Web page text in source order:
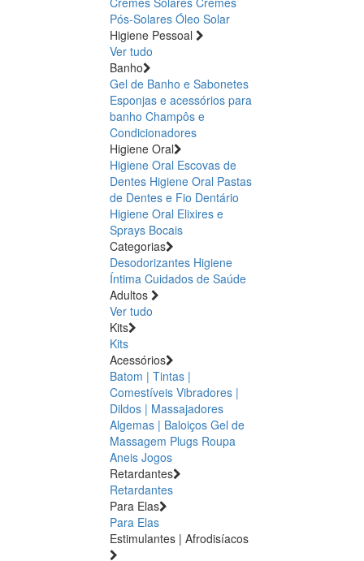
Pós-Solares Óleo Solar
Higiene Pessoal
Ver tudo
Banho
Gel de Banho e Sabonetes
Esponjas e acessórios para
banho Champôs e
Condicionadores
Higiene Oral
Higiene Oral Escovas de
Dentes Higiene Oral Pastas
de Dentes e Fio Dentário
Higiene Oral Elixires e
Sprays Bocais
Categorias
Desodorizantes Higiene
Íntima Cuidados de Saúde
Adultos
Ver tudo
Kits
Kits
Acessórios
Batom | Tintas |
Comestíveis Vibradores |
Dildos | Massajadores
Algemas | Baloiços Gel de
Massagem Plugs Roupa
Aneis Jogos
Retardantes
Retardantes
Para Elas
Para Elas
Estimulantes | Afrodisíacos